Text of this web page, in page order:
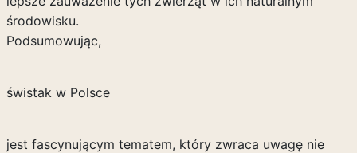
środowisku.
Podsumowując,
świstak w Polsce
jest fascynującym tematem, który zwraca uwagę nie